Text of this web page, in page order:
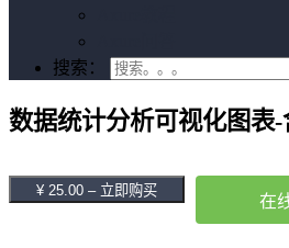
搜索：
数据统计分析可视化图表
¥ 25.00 – 立即购买
在